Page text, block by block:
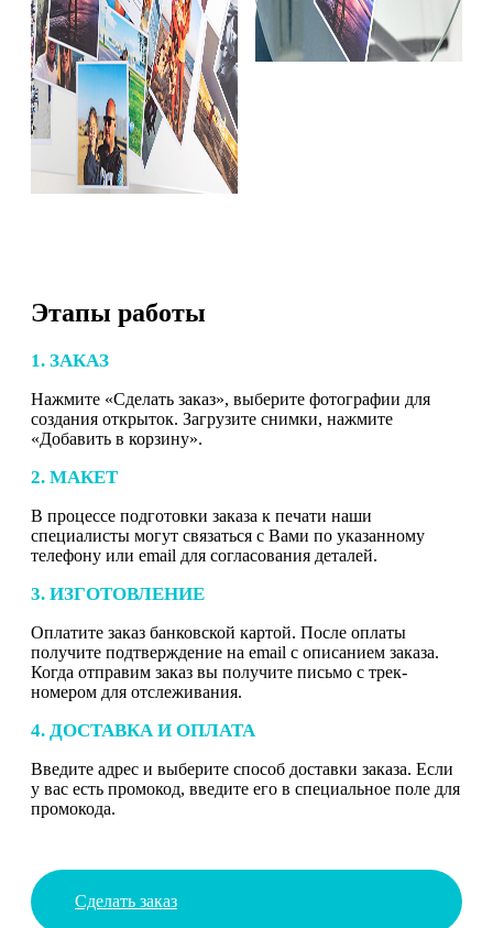
Этапы работы
1. ЗАКАЗ
Нажмите «Сделать заказ», выберите фотографии для
создания открыток. Загрузите снимки, нажмите
«Добавить в корзину».
2. МАКЕТ
В процессе подготовки заказа к печати наши
специалисты могут связаться с Вами по указанному
телефону или email для согласования деталей.
3. ИЗГОТОВЛЕНИЕ
Оплатите заказ банковской картой. После оплаты
получите подтверждение на email с описанием заказа.
Когда отправим заказ вы получите письмо с трек-
номером для отслеживания.
4. ДОСТАВКА И ОПЛАТА
Введите адрес и выберите способ доставки заказа. Если
у вас есть промокод, введите его в специальное поле для
промокода.
Сделать заказ